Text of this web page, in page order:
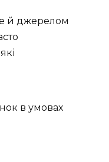
й джерелом
в умовах